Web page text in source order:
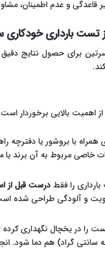
و عدم اطمینان،
تست بارداری خودکاری
برای حصول نتایج
اهمیت بالایی برخوردار
با بروشور یا دفترچه
خاصی مربوط به آن برند
را فقطدرست قبل از
و آلودگی طراحی شده
را در یخچال نگهداری کرده
با دمای اتاق (بین 4 تا 30 درجه